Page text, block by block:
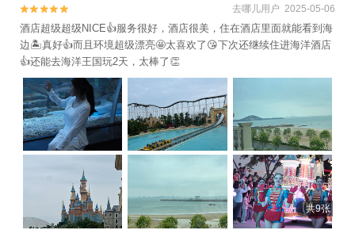

 去哪儿用户 2025-05-06
酒店超级超级NICE👍服务很好，酒店很美，住在酒店里面就能看到海
边🏝️真好👍而且环境超级漂亮🤩太喜欢了😘下次还继续住进海洋酒店
👍还能去海洋王国玩2天，太棒了👏
共9张